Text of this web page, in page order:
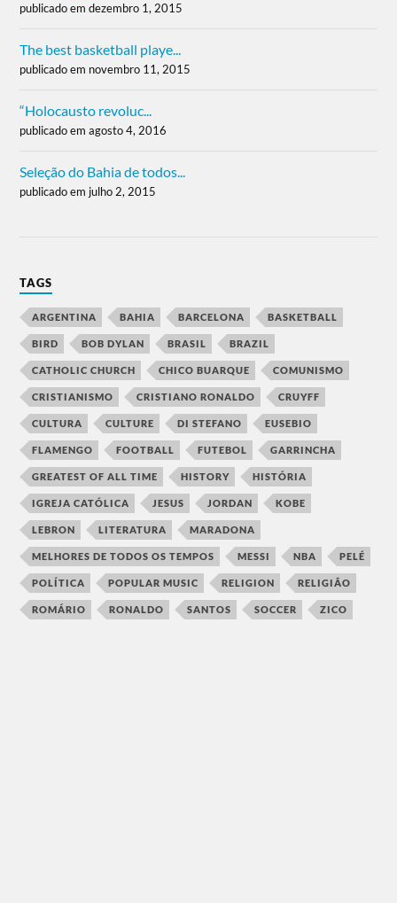
publicado em dezembro 1, 2015
The best basketball playe...
publicado em novembro 11, 2015
“Holocausto revoluc...
publicado em agosto 4, 2016
Seleção do Bahia de todos...
publicado em julho 2, 2015
TAGS
ARGENTINA BAHIA BARCELONA BASKETBALL
BIRD BOB DYLAN BRASIL BRAZIL
CATHOLIC CHURCH CHICO BUARQUE COMUNISMO
CRISTIANISMO CRISTIANO RONALDO CRUYFF
CULTURA CULTURE DI STEFANO EUSEBIO
FLAMENGO FOOTBALL FUTEBOL GARRINCHA
GREATEST OF ALL TIME HISTORY HISTÓRIA
IGREJA CATÓLICA JESUS JORDAN KOBE
LEBRON LITERATURA MARADONA
MELHORES DE TODOS OS TEMPOS MESSI NBA PELÉ
POLÍTICA POPULAR MUSIC RELIGION RELIGIÃO
ROMÁRIO RONALDO SANTOS SOCCER ZICO